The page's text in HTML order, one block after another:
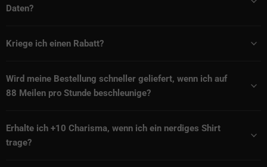
Daten?
Kriege ich einen Rabatt?
Wird meine Bestellung schneller geliefert, wenn ich auf
88 Meilen pro Stunde beschleunige?
Erhalte ich +10 Charisma, wenn ich ein nerdiges Shirt
trage?